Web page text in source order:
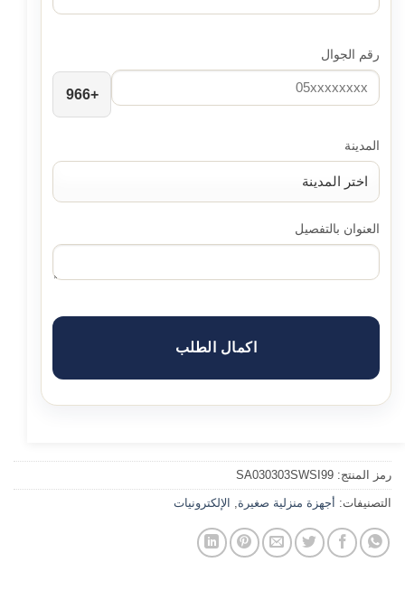
رقم الجوال
+966
المدينة
العنوان بالتفصيل
اكمال الطلب
رمز المنتج: SA030303SWSI99
التصنيفات: أجهزة منزلية صغيرة الإلكترونيات